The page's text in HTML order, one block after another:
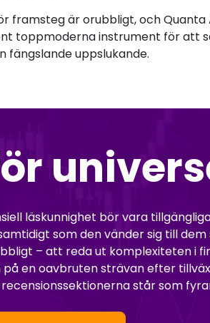
framsteg är orubbligt, och
toppmoderna instrument för att
fängslande uppslukande.
läskunnighet bör vara
som den vänder sig till
– att reda ut komplexiteten i
en oavbruten strävan efter
står som